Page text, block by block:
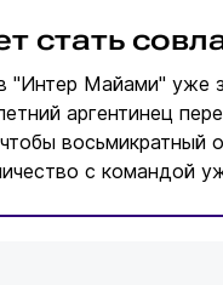
стать
"Интер Майами" уже
аргентинец
восьмикратный
с командой